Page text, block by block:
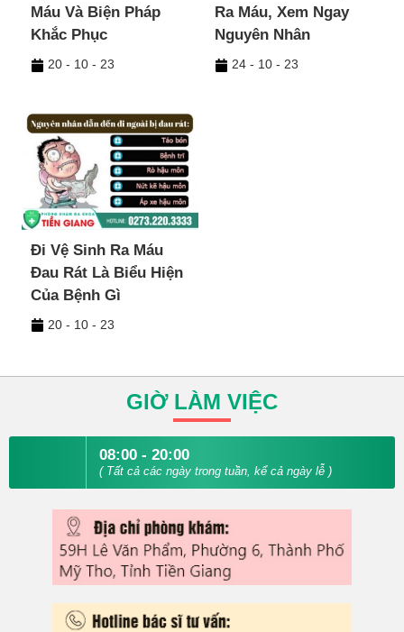
Máu Và Biện Pháp
Khắc Phục
20 - 10 - 23
Ra Máu, Xem Ngay
Nguyên Nhân
24 - 10 - 23
Đi Vệ Sinh Ra Máu
Đau Rát Là Biểu Hiện
Của Bệnh Gì
20 - 10 - 23
GIỜ LÀM VIỆC
08:00 - 20:00
( Tất cả các ngày trong tuần, kể cả ngày lễ )